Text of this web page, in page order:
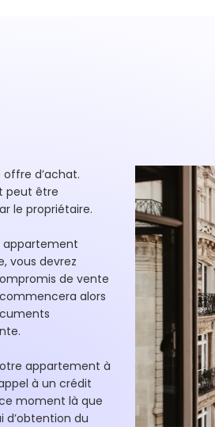
d’achat.
peut être
le propriétaire.
appartement
vous devrez
de vente
alors
appartement à
à un crédit
moment là que
d’obtention du